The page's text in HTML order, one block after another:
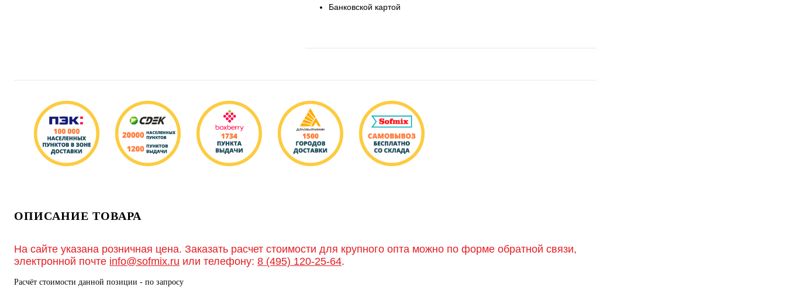
Банковской картой
ОПИСАНИЕ ТОВАРА
На сайте указана розничная цена. Заказать расчет стоимости для крупного опта можно по форме обратной связи,
электронной почте info@sofmix.ru или телефону: 8 (495) 120-25-64.
Расчёт стоимости данной позиции - по запросу